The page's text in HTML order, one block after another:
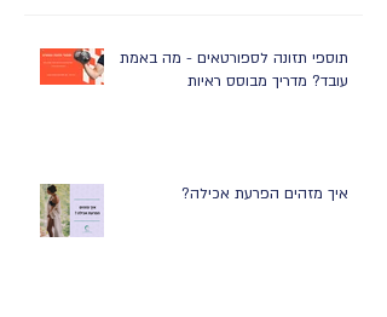
תוספי תזונה לספורטאים - מה באמת
עובד? מדריך מבוסס ראיות
איך מזהים הפרעת אכילה?